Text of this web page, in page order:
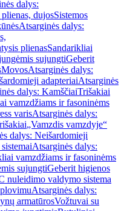
dalys:
dujosSistemos
Atsarginės dalys:
plienasSandarikliai
sujungtiGeberit
MovosAtsarginės dalys:
adapteriaiAtsarginės
dalys: KamščiaiTrišakiai
vamzdžiams ir fasoninėms
varisAtsarginės dalys:
„Vamzdis vamzdyje“
dalys: Neišardomieji
Atsarginės dalys:
vamzdžiams ir fasoninėms
sujungtiGeberit higienos
nuleidimo valdymo sistema
Atsarginės dalys:
armatūrosVožtuvai su